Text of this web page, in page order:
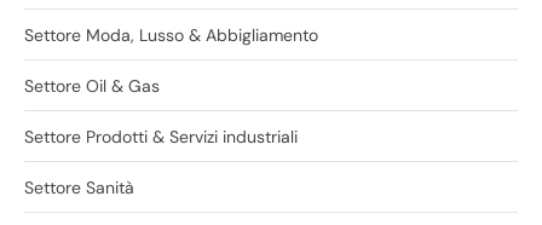
Settore Moda, Lusso & Abbigliamento
Settore Oil & Gas
Settore Prodotti & Servizi industriali
Settore Sanità